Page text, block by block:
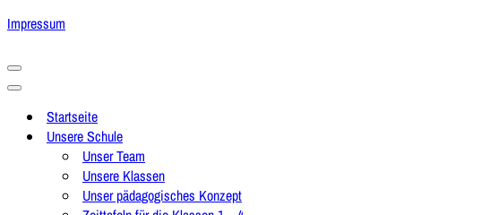
Impressum
Navigationsmenü
Navigationsmenü
Startseite
Unsere Schule
Unser Team
Unsere Klassen
Unser pädagogisches Konzept